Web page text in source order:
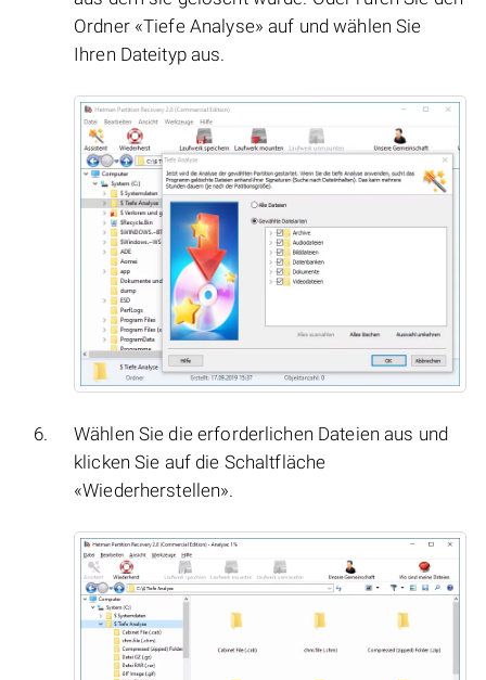
Ordner «Tiefe Analyse» auf und wählen Sie
Ihren Dateityp aus.
Wählen Sie die erforderlichen Dateien aus und
klicken Sie auf die Schaltfläche
«Wiederherstellen».